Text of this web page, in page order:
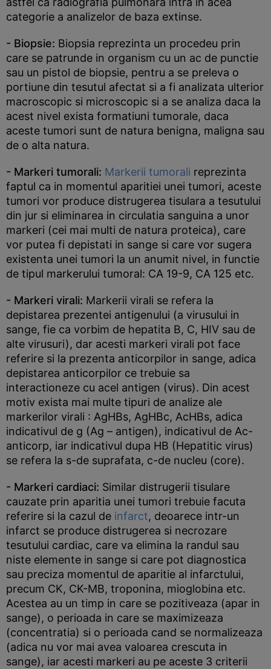
categorie a analizelor de baza extinse.
- Biopsie: Biopsia reprezinta un procedeu prin
care se patrunde in organism cu un ac de punctie
sau un pistol de biopsie, pentru a se preleva o
portiune din tesutul afectat si a fi analizata ulterior
macroscopic si microscopic si a se analiza daca la
acest nivel exista formatiuni tumorale, daca
aceste tumori sunt de natura benigna, maligna sau
de o alta natura.
- Markeri tumorali: Markerii tumorali reprezinta
faptul ca in momentul aparitiei unei tumori, aceste
tumori vor produce distrugerea tisulara a tesutului
din jur si eliminarea in circulatia sanguina a unor
markeri (cei mai multi de natura proteica), care
vor putea fi depistati in sange si care vor sugera
existenta unei tumori la un anumit nivel, in functie
de tipul markerului tumoral: CA 19-9, CA 125 etc.
- Markeri virali: Markerii virali se refera la
depistarea prezentei antigenului (a virusului in
sange, fie ca vorbim de hepatita B, C, HIV sau de
alte virusuri), dar acesti markeri virali pot face
referire si la prezenta anticorpilor in sange, adica
depistarea anticorpilor ce trebuie sa
interactioneze cu acel antigen (virus). Din acest
motiv exista mai multe tipuri de analize ale
markerilor virali : AgHBs, AgHBc, AcHBs, adica
indicativul de g (Ag – antigen), indicativul de Ac-
anticorp, iar indicativul dupa HB (Hepatitic virus)
se refera la s-de suprafata, c-de nucleu (core).
- Markeri cardiaci: Similar distrugerii tisulare
cauzate prin aparitia unei tumori trebuie facuta
referire si la cazul de infarct, deoarece intr-un
infarct se produce distrugerea si necrozare
tesutului cardiac, care va elimina la randul sau
niste elemente in sange si care pot diagnostica
sau preciza momentul de aparitie al infarctului,
precum CK, CK-MB, troponina, mioglobina etc.
Acestea au un timp in care se pozitiveaza (apar in
sange), o perioada in care se maximizeaza
(concentratia) si o perioada cand se normalizeaza
(adica nu vor mai avea valoarea crescuta in
sange), iar acesti markeri au pe aceste 3 criterii